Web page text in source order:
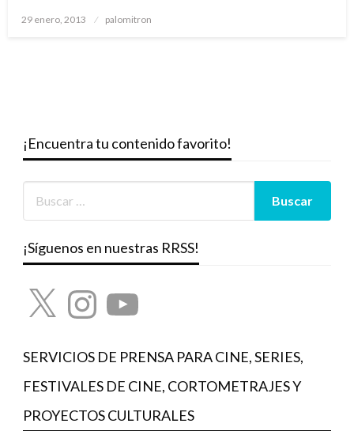
Publicado
29 enero, 2013 palomitron
¡Encuentra tu contenido favorito!
¡Síguenos en nuestras RRSS!
X InstagramYouTube
SERVICIOS DE PRENSA PARA CINE, SERIES,
FESTIVALES DE CINE, CORTOMETRAJES Y
PROYECTOS CULTURALES